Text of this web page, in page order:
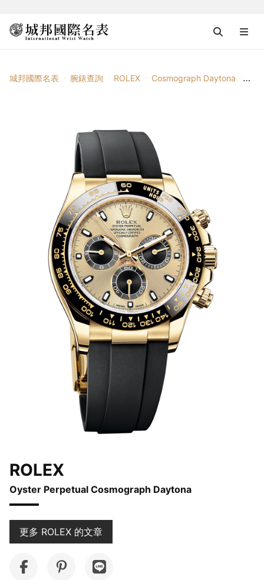
城邦國際名表 腕錶查詢 ROLEX Cosmograph Daytona
ROLEX
Oyster Perpetual Cosmograph Daytona
更多 ROLEX 的文章